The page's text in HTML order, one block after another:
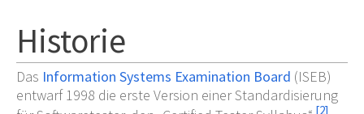
Historie
Das Information Systems Examination Board (ISEB)
entwarf 1998 die erste Version einer Standardisierung
[2]